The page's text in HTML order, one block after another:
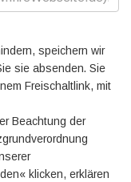
speichern wir
sie absenden. Sie
Freischaltlink, mit
Beachtung der
klicken, erklären